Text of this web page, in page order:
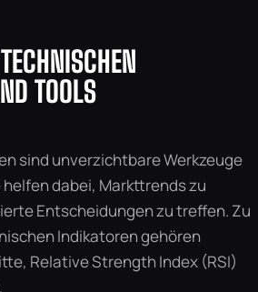
TOOLS
sind unverzichtbare Werkzeuge
dabei, Markttrends zu
Entscheidungen zu treffen. Zu
Indikatoren gehören
Relative Strength Index (RSI)